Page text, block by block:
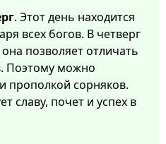
. Этот день находится
всех богов. В четверг
позволяет отличать
Поэтому можно
прополкой сорняков.
славу, почет и успех в